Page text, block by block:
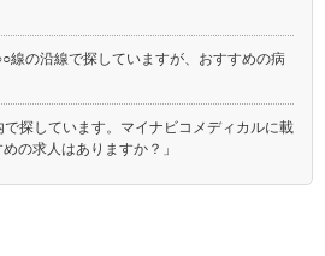
線の沿線で探していますが、おすすめの病
で探しています。マイナビコメディカルに載
の求人はありますか？」